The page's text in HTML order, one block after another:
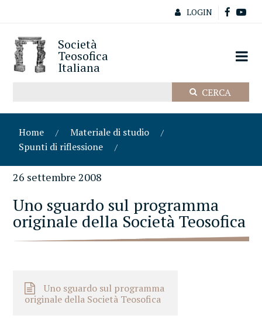
LOGIN
Società
Teosofica
Italiana
Home
Materiale di studio
Spunti di riflessione
26 settembre 2008
Uno sguardo sul programma
originale della Società Teosofica
Uno sguardo sul programma
originale della Società Teosofica